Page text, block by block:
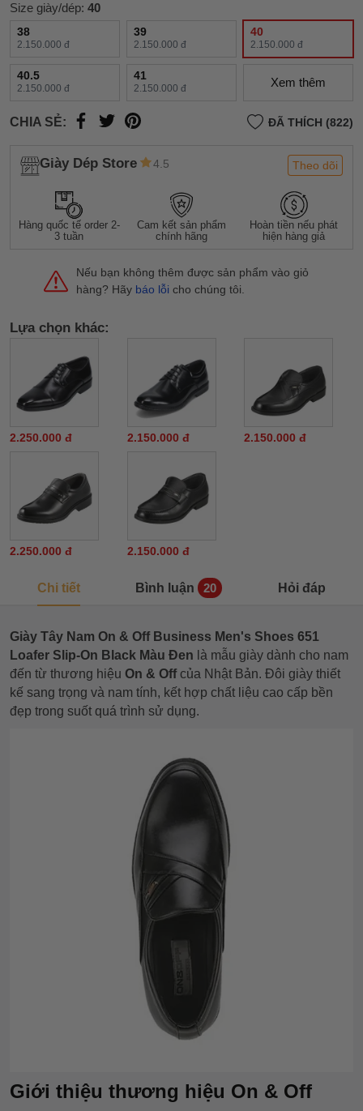
Size giày/dép: 40
38
2.150.000 đ
39
2.150.000 đ
40
2.150.000 đ
40.5
2.150.000 đ
41
2.150.000 đ Xem thêm
CHIA SẺ: ĐÃ THÍCH (822)
Giày Dép Store 4.5 Theo dõi
Hàng quốc tế order 2-
3 tuần
Cam kết sản phẩm
chính hãng
Hoàn tiền nếu phát
hiện hàng giả
Nếu bạn không thêm được sản phẩm vào giỏ
hàng? Hãy báo lỗi cho chúng tôi.
Lựa chọn khác:
2.250.000 đ 2.150.000 đ 2.150.000 đ
2.250.000 đ 2.150.000 đ
Chi tiết Bình luận 20 Hỏi đáp
Giày Tây Nam On & Off Business Men's Shoes 651
Loafer Slip-On Black Màu Đen là mẫu giày dành cho nam
đến từ thương hiệu On & Offcủa Nhật Bản. Đôi giày thiết
kế sang trọng và nam tính, kết hợp chất liệu cao cấp bền
đẹp trong suốt quá trình sử dụng.
Giới thiệu thương hiệu On & Off